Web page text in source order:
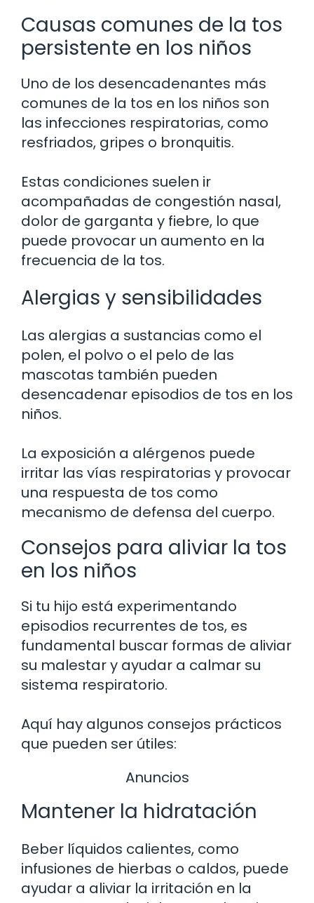
Causas comunes de la tos
persistente en los niños
Uno de los desencadenantes más
comunes de la tos en los niños son
las infecciones respiratorias, como
resfriados, gripes o bronquitis.
Estas condiciones suelen ir
acompañadas de congestión nasal,
dolor de garganta y fiebre, lo que
puede provocar un aumento en la
frecuencia de la tos.
Alergias y sensibilidades
Las alergias a sustancias como el
polen, el polvo o el pelo de las
mascotas también pueden
desencadenar episodios de tos en los
niños.
La exposición a alérgenos puede
irritar las vías respiratorias y provocar
una respuesta de tos como
mecanismo de defensa del cuerpo.
Consejos para aliviar la tos
en los niños
Si tu hijo está experimentando
episodios recurrentes de tos, es
fundamental buscar formas de aliviar
su malestar y ayudar a calmar su
sistema respiratorio.
Aquí hay algunos consejos prácticos
que pueden ser útiles:
Anuncios
Mantener la hidratación
Beber líquidos calientes, como
infusiones de hierbas o caldos, puede
ayudar a aliviar la irritación en la